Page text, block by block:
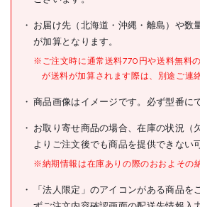
メーカー希望小売価格 オー
JANコード
仕様
●表示
●横
●シー
お届け先（北海道・沖縄・離島）や数
が加算となります。
※ご注文時に通常送料770円や送料無料
が送料が加算されます際は、別途ご連
商品画像はイメージです。必ず型番に
お取り寄せ商品の場合、在庫の状況（
よりご注文後でも商品を提供できない
※納期情報は在庫ありの際のおおよその
「法人限定」のアイコンがある商品を